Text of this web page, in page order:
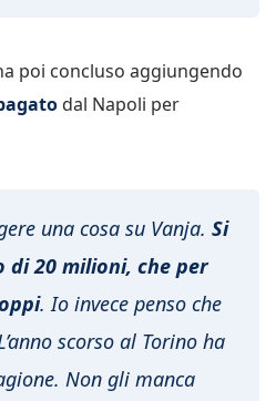
poi concluso aggiungendo
dal Napoli per
una cosa su Vanja. Si
di 20 milioni, che per
. Io invece penso che
scorso al Torino ha
Non gli manca